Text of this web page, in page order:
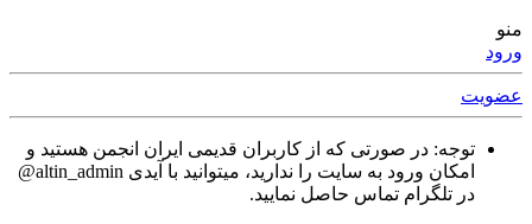
منو
ورود
عضویت
توجه: در صورتی که از کاربران قدیمی ایران انجمن هستید و
امکان ورود به سایت را ندارید، میتوانید با آیدی altin_admin@
در تلگرام تماس حاصل نمایید.